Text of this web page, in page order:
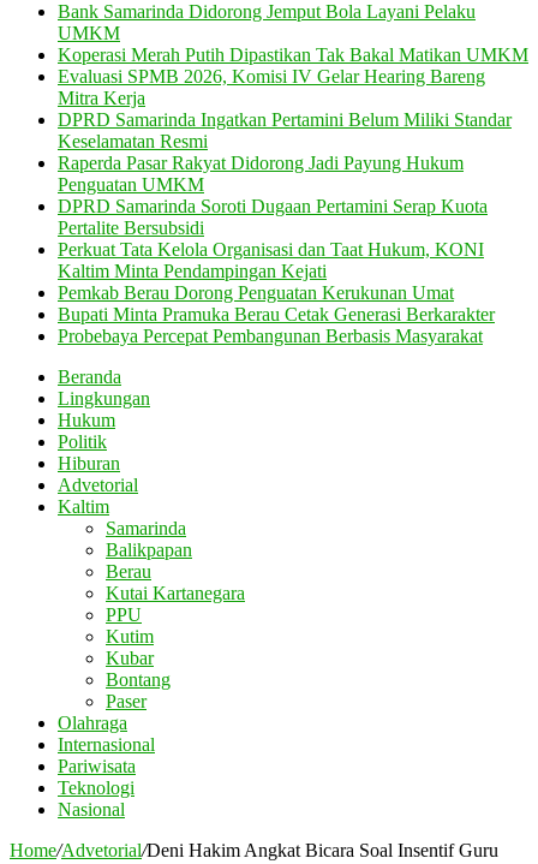
Bank Samarinda Didorong Jemput Bola Layani Pelaku
UMKM
Koperasi Merah Putih Dipastikan Tak Bakal Matikan UMKM
Evaluasi SPMB 2026, Komisi IV Gelar Hearing Bareng
Mitra Kerja
DPRD Samarinda Ingatkan Pertamini Belum Miliki Standar
Keselamatan Resmi
Raperda Pasar Rakyat Didorong Jadi Payung Hukum
Penguatan UMKM
DPRD Samarinda Soroti Dugaan Pertamini Serap Kuota
Pertalite Bersubsidi
Perkuat Tata Kelola Organisasi dan Taat Hukum, KONI
Kaltim Minta Pendampingan Kejati
Pemkab Berau Dorong Penguatan Kerukunan Umat
Bupati Minta Pramuka Berau Cetak Generasi Berkarakter
Probebaya Percepat Pembangunan Berbasis Masyarakat
Beranda
Lingkungan
Hukum
Politik
Hiburan
Advetorial
Kaltim
Samarinda
Balikpapan
Berau
Kutai Kartanegara
PPU
Kutim
Kubar
Bontang
Paser
Olahraga
Internasional
Pariwisata
Teknologi
Nasional
Home/Advetorial/Deni Hakim Angkat Bicara Soal Insentif Guru